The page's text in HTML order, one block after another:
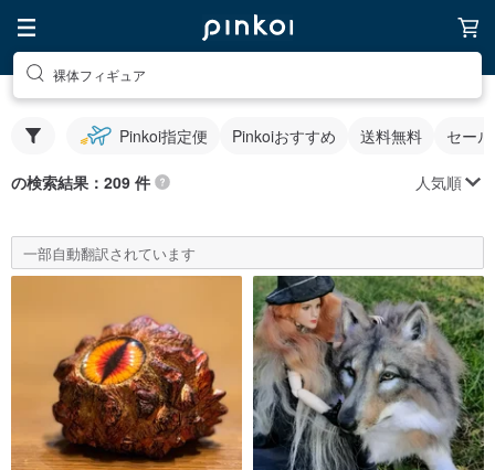
裸体フィギュア
Pinkoi指定便 Pinkoiおすすめ 送料無料 セー
の検索結果：209 件 人気順
一部自動翻訳されています